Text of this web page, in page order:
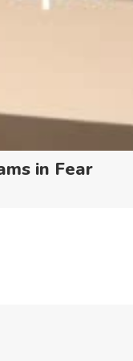
in Fear